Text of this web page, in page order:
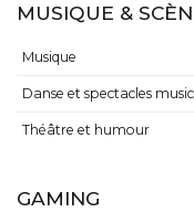
MUSIQUE &
Musique
Danse et spectacles
Théâtre et humour
GAMING